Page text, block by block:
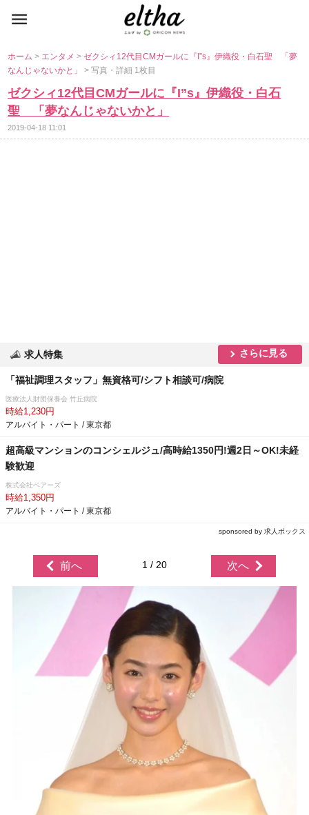
ホーム> エンタメ>ゼクシィ12代目CMガールに『I”s』伊織役・白石聖 「夢
なんじゃないかと」> 写真・詳細 1枚目
ゼクシィ12代目CMガールに『I”s』伊織役・白石
聖 「夢なんじゃないかと」
2019-04-18 11:01
求人特集 さらに見る
「福祉調理スタッフ」無資格可/シフト相談可/病院
医療法人財団保養会 竹丘病院
時給1,230円
アルバイト・パート / 東京都
超高級マンションのコンシェルジュ/高時給1350円!週2日～OK!未経
験歓迎
株式会社ベアーズ
時給1,350円
アルバイト・パート / 東京都
sponsored by 求人ボックス
前へ 1 / 20 次へ